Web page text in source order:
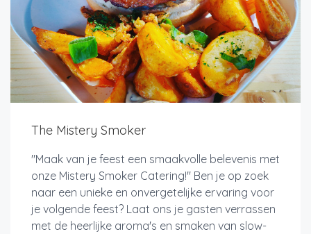
The Mistery Smoker
"Maak van je feest een smaakvolle belevenis met
onze Mistery Smoker Catering!" Ben je op zoek
naar een unieke en onvergetelijke ervaring voor
je volgende feest? Laat ons je gasten verrassen
met de heerlijke aroma's en smaken van slow-